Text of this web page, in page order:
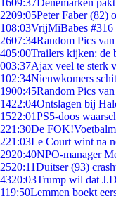
1609:37Denemarken
2209:05Peter Faber (82)
108:03VrijMiBabes
2607:34Random Pics
405:00Trailers kijken: de
003:37Ajax veel te sterk
102:34Nieuwkomers
1900:45Random Pics
1422:04Ontslagen bij
1522:01PS5-doos
221:30De
221:03Le Court wint na
2920:40NPO-manager
2520:11Duitser (93)
4320:03Trump wil dat
119:50Lemmen boekt